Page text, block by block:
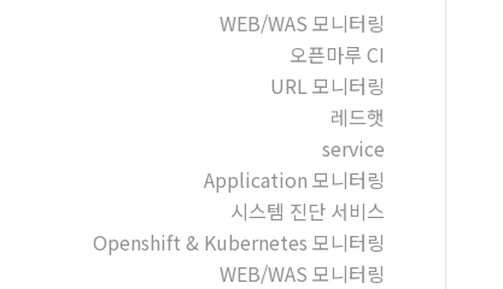
WEB/WAS 모니터링
오픈마루 CI
URL 모니터링
레드햇
service
Application 모니터링
시스템 진단 서비스
Openshift & Kubernetes 모니터링
WEB/WAS 모니터링